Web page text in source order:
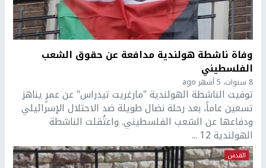
وفاة ناشطة هولندية مدافعة عن حقوق الشعب
الفلسطيني
8 سنوات، 5 أشهر ago
توفيت الناشطة الهولندية "مارغريت تيدراس" عن عمرٍ يناهز
تسعين عاماً، بعد رحلة نضال طويلة ضد الاحتلال الإسرائيلي
ودفاعها عن الشعب الفلسطيني. واعتُقلت الناشطة
الهولندية 12 ...
القدس